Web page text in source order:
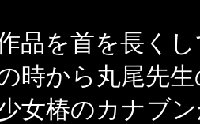
品を首を長く
時から丸尾先
女椿のカナブ